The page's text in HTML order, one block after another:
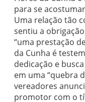
para se
Uma relação tão
sentiu a
“uma prestação
da Cunha é
dedicação e
em uma “quebra
vereadores
promotor com o